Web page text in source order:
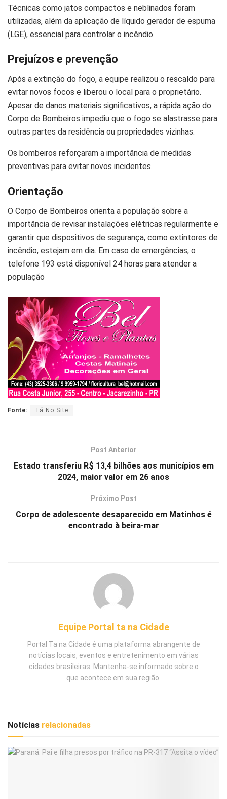
Técnicas como jatos compactos e neblinados foram
utilizadas, além da aplicação de líquido gerador de espuma
(LGE), essencial para controlar o incêndio.
Prejuízos e prevenção
Após a extinção do fogo, a equipe realizou o rescaldo para
evitar novos focos e liberou o local para o proprietário.
Apesar de danos materiais significativos, a rápida ação do
Corpo de Bombeiros impediu que o fogo se alastrasse para
outras partes da residência ou propriedades vizinhas.
Os bombeiros reforçaram a importância de medidas
preventivas para evitar novos incidentes.
Orientação
O Corpo de Bombeiros orienta a população sobre a
importância de revisar instalações elétricas regularmente e
garantir que dispositivos de segurança, como extintores de
incêndio, estejam em dia. Em caso de emergências, o
telefone 193 está disponível 24 horas para atender a
população
Fonte: Tá No Site
Post Anterior
Estado transferiu R$ 13,4 bilhões aos municípios em
2024, maior valor em 26 anos
Próximo Post
Corpo de adolescente desaparecido em Matinhos é
encontrado à beira-mar
Equipe Portal ta na Cidade
Portal Ta na Cidade é uma plataforma abrangente de
notícias locais, eventos e entretenimento em várias
cidades brasileiras. Mantenha-se informado sobre o
que acontece em sua região.
Notícias relacionadas